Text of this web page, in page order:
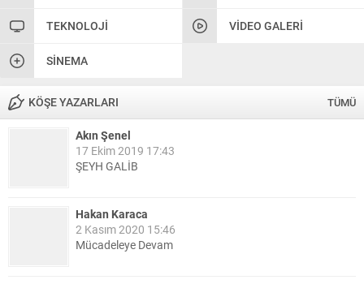
TEKNOLOJI VIDEO GALERI
SINEMA
KÖŞE YAZARLARI TÜMÜ
Akın Şenel
17 Ekim 2019 17:43
ŞEYH GALİB
Hakan Karaca
2 Kasım 2020 15:46
Mücadeleye Devam